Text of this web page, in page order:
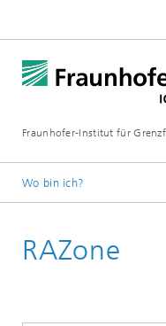
Fraunhofer-Institut für
Wo bin ich?
Forschung
RAZone